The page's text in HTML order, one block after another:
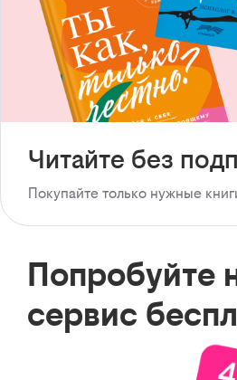
Читайте без
Покупайте только нужные
Попробуйте
сервис